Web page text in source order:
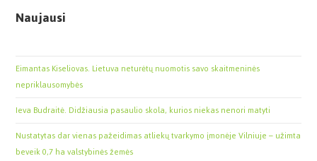
Naujausi
Eimantas Kiseliovas. Lietuva neturėtų nuomotis savo skaitmeninės
nepriklausomybės
Ieva Budraitė. Didžiausia pasaulio skola, kurios niekas nenori matyti
Nustatytas dar vienas pažeidimas atliekų tvarkymo įmonėje Vilniuje – užimta
beveik 0,7 ha valstybinės žemės